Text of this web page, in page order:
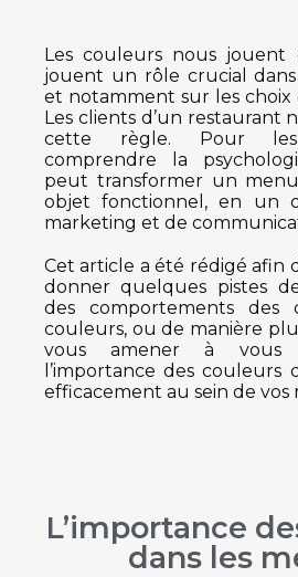
Les couleurs nous jouent
jouent un rôle crucial
et notamment sur les choix
Les clients d’un restaurant
cette règle. Pour les
comprendre la
peut transformer un
objet fonctionnel, en un
marketing et de
Cet article a été rédigé afin
donner quelques pistes
des comportements des
couleurs, ou de manière
vous amener à vous
l’importance des couleurs
efficacement au sein de vos
L’importance
dans les